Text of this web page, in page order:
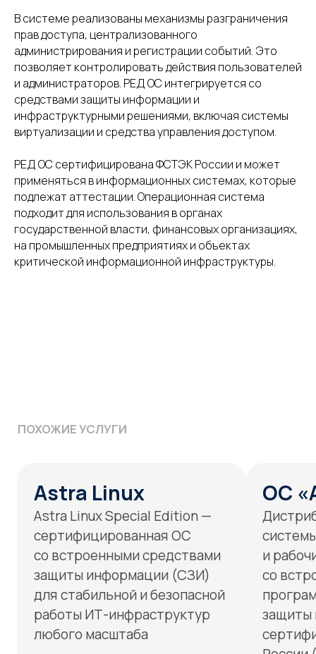
В системе реализованы механизмы разграничения
прав доступа, централизованного
администрирования и регистрации событий. Это
позволяет контролировать действия пользователей
и администраторов. РЕД ОС интегрируется со
средствами защиты информации и
инфраструктурными решениями, включая системы
виртуализации и средства управления доступом.
РЕД ОС сертифицирована ФСТЭК России и может
применяться в информационных системах, которые
подлежат аттестации. Операционная система
подходит для использования в органах
государственной власти, финансовых организациях,
на промышленных предприятиях и объектах
критической информационной инфраструктуры.
защиты информации (СЗИ)
для стабильной и безопасной
работы ИТ-инфраструктур
любого масштаба
Подробнее
со встроенными
защиты
России
ЛКНВ.11 100−01).
Подробнее
Гарантия качества
Беремся только за то,
что в состоянии
выполнить
Выполнение работ
Проектируем,
внедряем,
сопровождаем